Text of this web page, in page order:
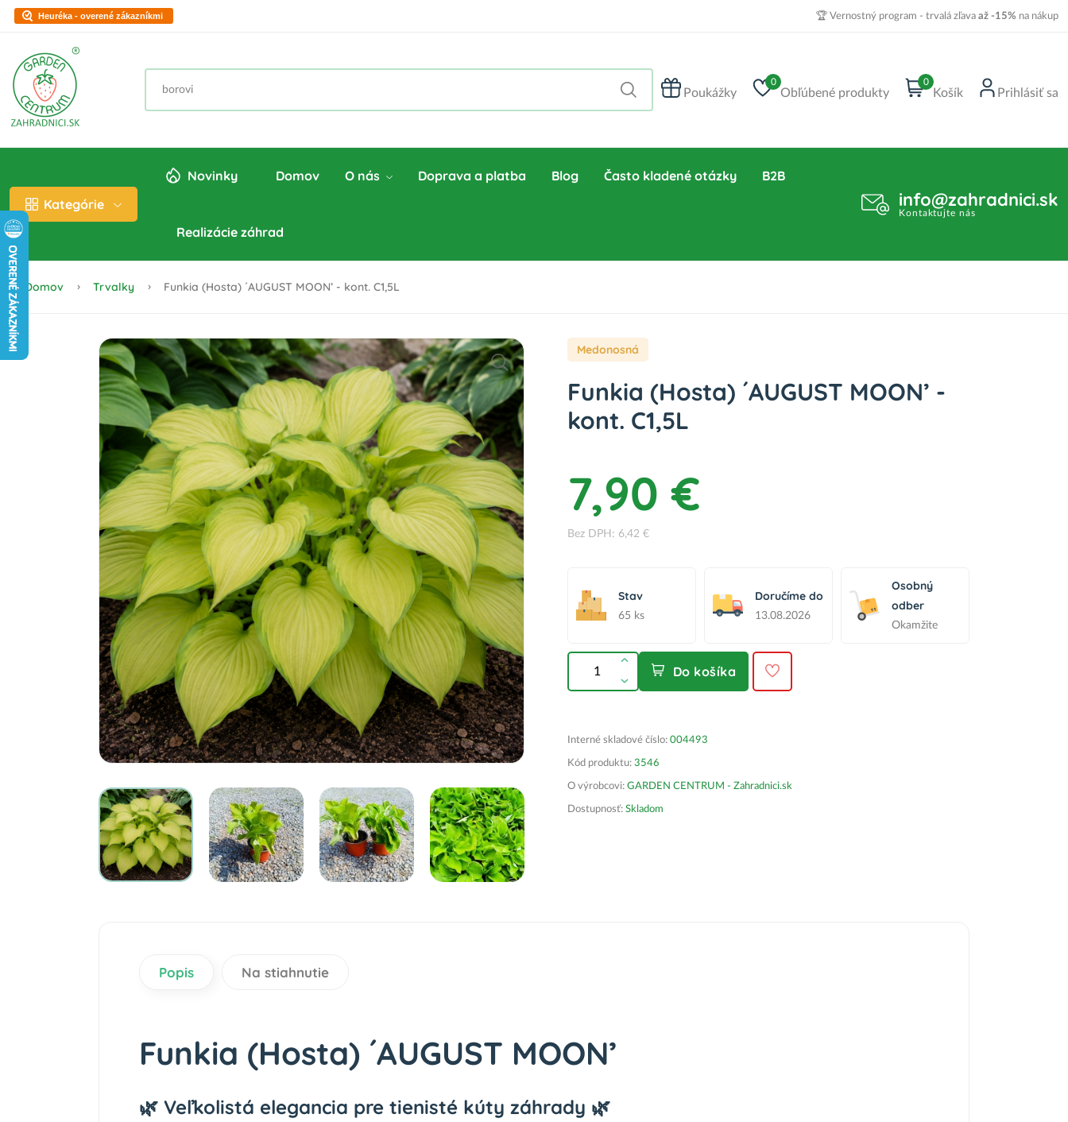
Heuréka - overené zákazníkmi 🏆 Vernostný program - trvalá zľava až -15% na nákup
Poukážky
0
Obľúbené produkty
0
Košík Prihlásiť sa
Kategórie
Novinky Domov O nás Doprava a platba Blog Často kladené otázky B2B
Realizácie záhrad
info@zahradnici.sk
Kontaktujte nás
Domov Trvalky Funkia (Hosta) ´AUGUST MOON’ - kont. C1,5L
Medonosná
Funkia (Hosta) ´AUGUST MOON’ -
kont. C1,5L
7,90 €
Bez DPH: 6,42 €
Stav
65 ks
Doručíme do
13.08.2026
Osobný
odber
Okamžite
Do košíka
Interné skladové číslo: 004493
Kód produktu: 3546
O výrobcovi: GARDEN CENTRUM - Zahradnici.sk
Dostupnosť: Skladom
Popis Na stiahnutie
Funkia (Hosta) ´AUGUST MOON’
🌿 Veľkolistá elegancia pre tienisté kúty záhrady 🌿